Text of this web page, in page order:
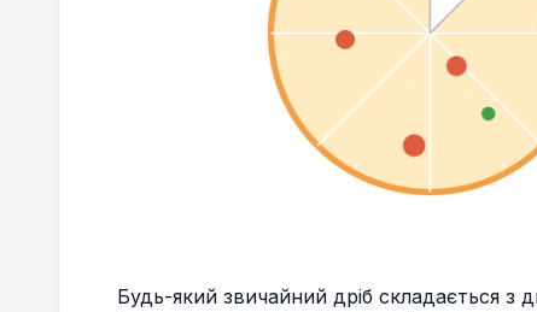
Будь-який звичайний дріб складається з